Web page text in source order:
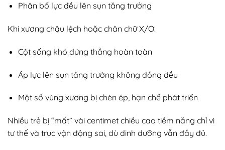
Phân bố lực đều lên sụn tăng trưởng
Khi xương chậu lệch hoặc chân chữ X/O:
Cột sống khó đứng thẳng hoàn toàn
Áp lực lên sụn tăng trưởng không đồng đều
Một số vùng xương bị chèn ép, hạn chế phát triển
Nhiều trẻ bị “mất” vài centimet chiều cao tiềm năng chỉ vì
tư thế và trục vận động sai, dù dinh dưỡng vẫn đầy đủ.